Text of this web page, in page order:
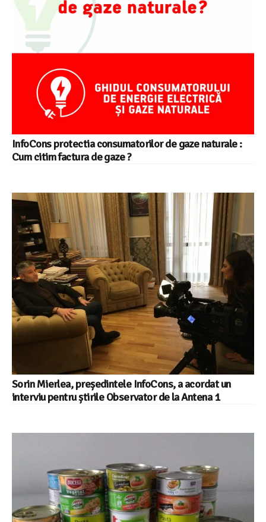
InfoCons protectia consumatorilor de gaze naturale :
Cum citim factura de gaze ?
Sorin Mierlea, președintele InfoCons, a acordat un
interviu pentru știrile Observator de la Antena 1